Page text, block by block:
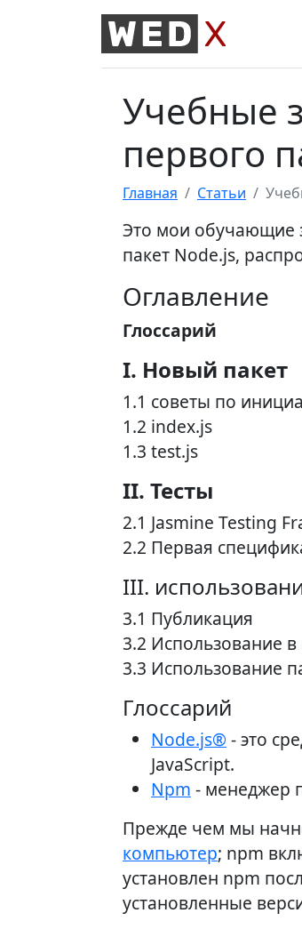
Учебные
первого
Главная Статьи
Это мои обучающие
пакет Node.js,
Оглавление
Глоссарий
I. Новый пакет
1.1 советы по
1.2 index.js
1.3 test.js
II. Тесты
2.1 Jasmine Testing
2.2 Первая
III.
3.1 Публикация
3.2 Использование в
3.3 Использование
Глоссарий
Node.js® - это
JavaScript.
Npm - менеджер
Прежде чем мы
компьютер; npm
установлен npm
установленные